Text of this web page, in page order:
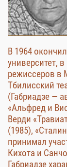
В 1964
университет,
режиссеров в
Тбилисский
(Габриадзе —
«Альфред и
Верди
(1985),
принимал
Кихота и
Габриадзе